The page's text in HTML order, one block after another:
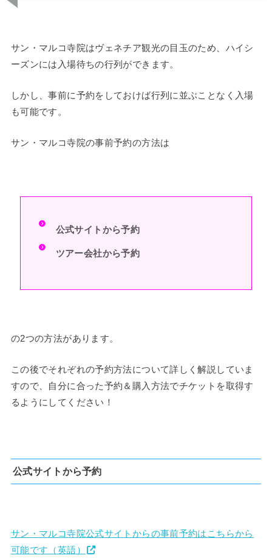
サン・マルコ寺院はヴェネチア観光の目玉のため、ハイシ
ーズンには入場待ちの行列ができます。
しかし、事前に予約をしておけば行列に並ぶことなく入場
も可能です。
サン・マルコ寺院の事前予約の方法は
公式サイトから予約
ツアー会社から予約
の2つの方法があります。
この後でそれぞれの予約方法について詳しく解説していま
すので、自分に合った予約＆購入方法でチケットを取得す
るようにしてください！
公式サイトから予約
サン・マルコ寺院公式サイトからの事前予約はこちらから
可能です（英語）